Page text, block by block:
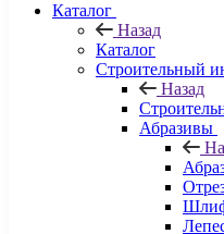
Каталог
Назад
Каталог
Строительный
Назад
Абразивы